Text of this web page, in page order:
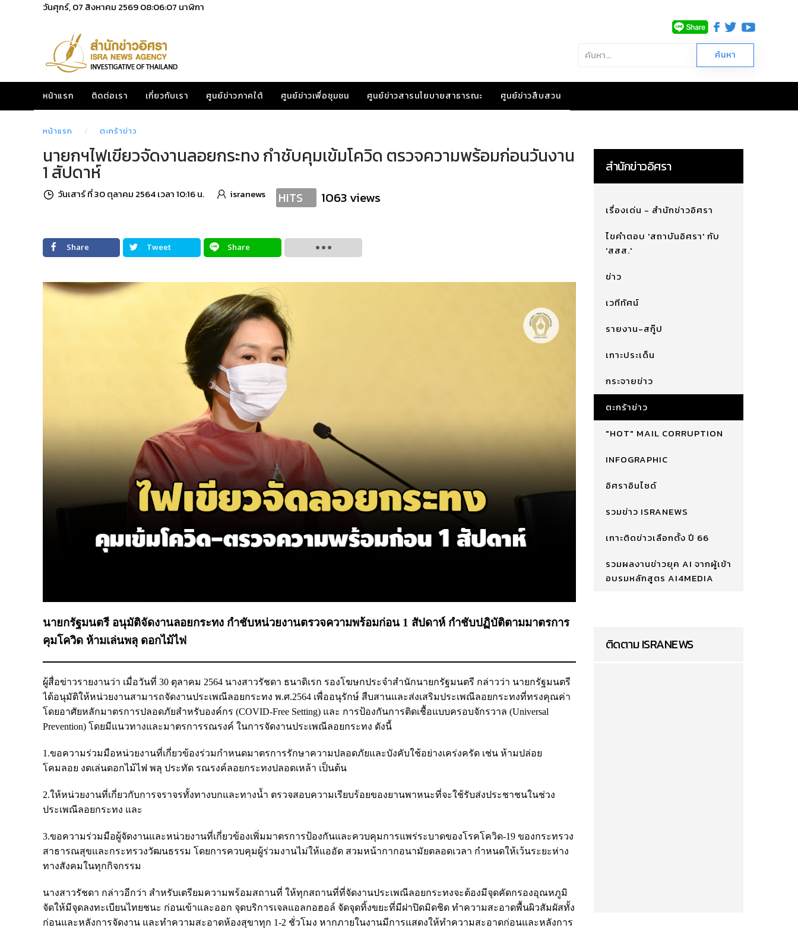
วันศุกร์, 07 สิงหาคม 256908:06:08 นาฬิกา
หน้าแรก ติดต่อเรา เกี่ยวกับเรา ศูนย์ข่าวภาคใต้ ศูนย์ข่าวเพื่อชุมชน ศูนย์ข่าวสารนโยบายสาธารณะ ศูนย์ข่าวสืบสวน
หน้าแรก ตะกร้าข่าว
นายกฯไฟเขียวจัดงานลอยกระทง กำชับคุมเข้มโควิด ตรวจความพร้อมก่อนวันงาน
1 สัปดาห์
วันเสาร์ ที่ 30 ตุลาคม 2564 เวลา 10:16 น. isranews HITS 1063 views
Share Tweet Share
นายกรัฐมนตรี อนุมัติจัดงานลอยกระทง กำชับหน่วยงานตรวจความพร้อมก่อน 1 สัปดาห์ กำชับปฏิบัติตามมาตรการ
คุมโควิด ห้ามเล่นพลุ ดอกไม้ไฟ
ผู้สื่อข่าวรายงานว่า เมื่อวันที่ 30 ตุลาคม 2564 นางสาวรัชดา ธนาดิเรก รองโฆษกประจำสำนักนายกรัฐมนตรี กล่าวว่า นายกรัฐมนตรี
ได้อนุมัติให้หน่วยงานสามารถจัดงานประเพณีลอยกระทง พ.ศ.2564 เพื่ออนุรักษ์ สืบสานและส่งเสริมประเพณีลอยกระทงที่ทรงคุณค่า
โดยอาศัยหลักมาตรการปลอดภัยสำหรับองค์กร (COVID-Free Setting) และ การป้องกันการติดเชื้อแบบครอบจักรวาล (Universal
Prevention) โดยมีแนวทางและมาตรการรณรงค์ ในการจัดงานประเพณีลอยกระทง ดังนี้
1.ขอความร่วมมือหน่วยงานที่เกี่ยวข้องร่วมกำหนดมาตรการรักษาความปลอดภัยและบังคับใช้อย่างเคร่งครัด เช่น ห้ามปล่อย
โคมลอย งดเล่นดอกไม้ไฟ พลุ ประทัด รณรงค์ลอยกระทงปลอดเหล้า เป็นต้น
2.ให้หน่วยงานที่เกี่ยวกับการจราจรทั้งทางบกและทางน้ำ ตรวจสอบความเรียบร้อยของยานพาหนะที่จะใช้รับส่งประชาชนในช่วง
ประเพณีลอยกระทง และ
3.ขอความร่วมมือผู้จัดงานและหน่วยงานที่เกี่ยวข้องเพิ่มมาตรการป้องกันและควบคุมการแพร่ระบาดของโรคโควิด-19 ของกระทรวง
สาธารณสุขและกระทรวงวัฒนธรรม โดยการควบคุมผู้ร่วมงานไม่ให้แออัด สวมหน้ากากอนามัยตลอดเวลา กำหนดให้เว้นระยะห่าง
ทางสังคมในทุกกิจกรรม
นางสาวรัชดา กล่าวอีกว่า สำหรับเตรียมความพร้อมสถานที่ ให้ทุกสถานที่ที่จัดงานประเพณีลอยกระทงจะต้องมีจุดคัดกรองอุณหภูมิ
จัดให้มีจุดลงทะเบียนไทยชนะ ก่อนเข้าและออก จุดบริการเจลแอลกอฮอล์ จัดจุดทิ้งขยะที่มีฝาปิดมิดชิด ทำความสะอาดพื้นผิวสัมผัสทั้ง
ก่อนและหลังการจัดงาน และทำความสะอาดห้องสุขาทุก 1-2 ชั่วโมง หากภายในงานมีการแสดงให้ทำความสะอาดก่อนและหลังการ
สำนักข่าวอิศรา
เรื่องเด่น - สำนักข่าวอิศรา
ไขคำตอบ 'สถาบันอิศรา' กับ
'สสส.'
ข่าว
เวทีทัศน์
รายงาน-สกู๊ป
เกาะประเด็น
กระจายข่าว
ตะกร้าข่าว
"HOT" MAIL CORRUPTION
INFOGRAPHIC
อิศราอินไซด์
รวมข่าว ISRANEWS
เกาะติดข่าวเลือกตั้ง ปี 66
รวมผลงานข่าวยุค AI จากผู้เข้า
อบรมหลักสูตร AI4MEDIA
ติดตาม ISRANEWS